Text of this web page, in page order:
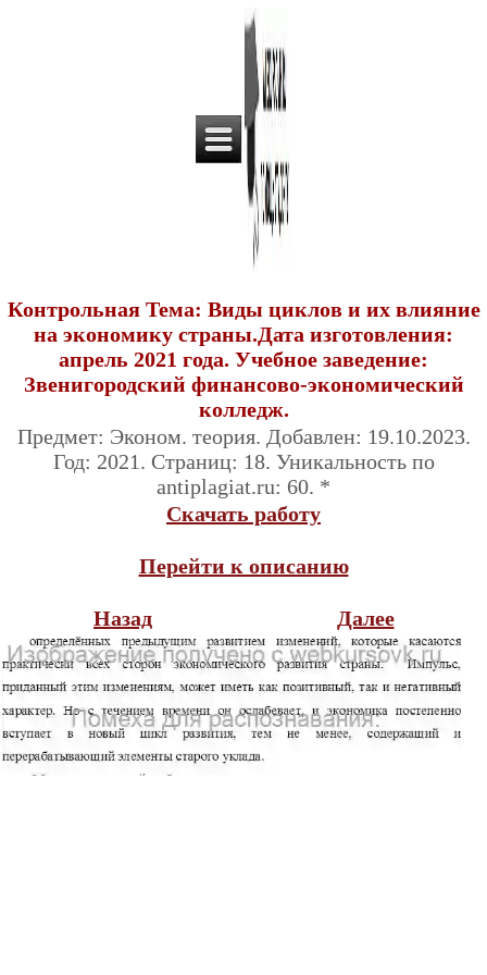
Контрольная Тема: Виды циклов и их влияние
на экономику страны.Дата изготовления:
апрель 2021 года. Учебное заведение:
Звенигородский финансово-экономический
колледж.
Предмет: Эконом. теория. Добавлен: 19.10.2023.
Год: 2021. Страниц: 18. Уникальность по
antiplagiat.ru: 60. *
Скачать работу
Перейти к описанию
Назад Далее